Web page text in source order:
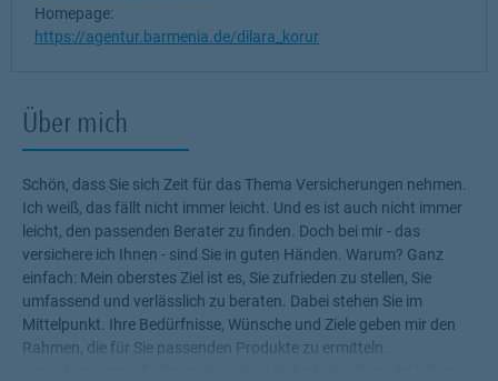
Über mich
Schön, dass Sie sich Zeit für das Thema Versicherungen nehmen.
Ich weiß, das fällt nicht immer leicht. Und es ist auch nicht immer
leicht, den passenden Berater zu finden. Doch bei mir - das
versichere ich Ihnen - sind Sie in guten Händen. Warum? Ganz
einfach: Mein oberstes Ziel ist es, Sie zufrieden zu stellen, Sie
umfassend und verlässlich zu beraten. Dabei stehen Sie im
Mittelpunkt. Ihre Bedürfnisse, Wünsche und Ziele geben mir den
Rahmen, die für Sie passenden Produkte zu ermitteln.
Homepage:
https://agentur.barmenia.de/dilara_korur